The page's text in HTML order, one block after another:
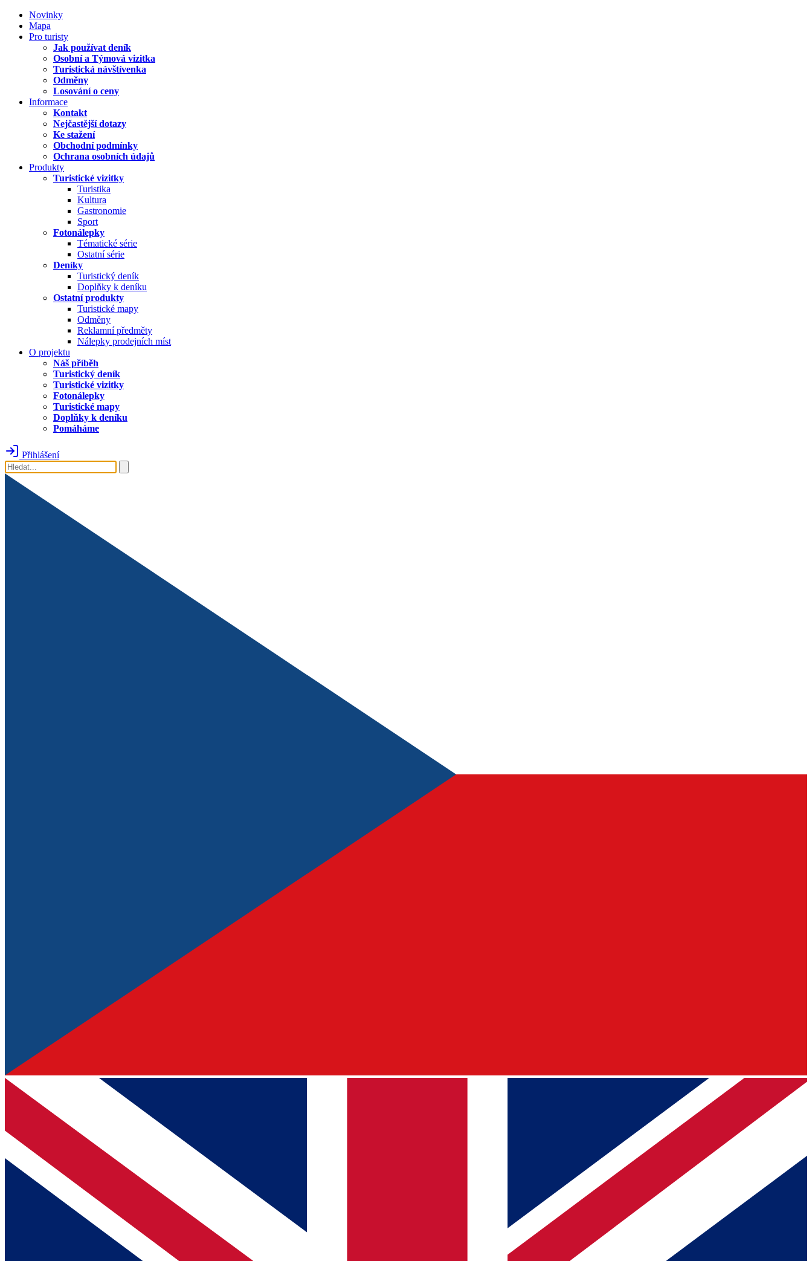
Novinky
Mapa
Pro turisty
Jak používat deník
Osobní a Týmová vizitka
Turistická návštívenka
Odměny
Losování o ceny
Informace
Kontakt
Nejčastější dotazy
Ke stažení
Obchodní podmínky
Ochrana osobních údajů
Produkty
Turistické vizitky
Turistika
Kultura
Gastronomie
Sport
Fotonálepky
Tématické série
Ostatní série
Deníky
Turistický deník
Doplňky k deníku
Ostatní produkty
Turistické mapy
Odměny
Reklamní předměty
Nálepky prodejních míst
O projektu
Náš příběh
Turistický deník
Turistické vizitky
Fotonálepky
Turistické mapy
Doplňky k deníku
Pomáháme
Přihlášení